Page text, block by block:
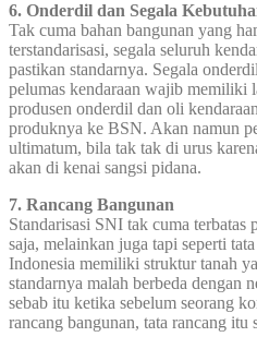
6. Onderdil dan Segala
Tak cuma bahan bangunan yang
terstandarisasi, segala seluruh
pastikan standarnya. Segala
pelumas kendaraan wajib memiliki
produsen onderdil dan oli
produknya ke BSN. Akan namun
ultimatum, bila tak tak di urus
akan di kenai sangsi pidana.
7. Rancang Bangunan
Standarisasi SNI tak cuma terbatas
saja, melainkan juga tapi seperti
Indonesia memiliki struktur tanah
standarnya malah berbeda dengan
sebab itu ketika sebelum seorang
rancang bangunan, tata rancang